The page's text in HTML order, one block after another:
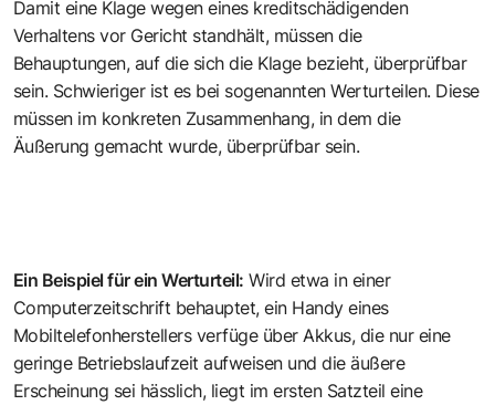
Damit eine Klage wegen eines kreditschädigenden
Verhaltens vor Gericht standhält, müssen die
Behauptungen, auf die sich die Klage bezieht, überprüfbar
sein. Schwieriger ist es bei sogenannten Werturteilen. Diese
müssen im konkreten Zusammenhang, in dem die
Äußerung gemacht wurde, überprüfbar sein.
Ein Beispiel für ein Werturteil: Wird etwa in einer
Computerzeitschrift behauptet, ein Handy eines
Mobiltelefonherstellers verfüge über Akkus, die nur eine
geringe Betriebslaufzeit aufweisen und die äußere
Erscheinung sei hässlich, liegt im ersten Satzteil eine